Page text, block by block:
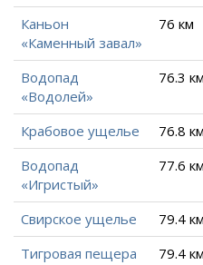
Каньон
«Каменный завал»
76 км
Водопад
«Водолей»
76.3 км
Крабовое ущелье 76.8 км
Водопад
«Игристый»
77.6 км
Свирское ущелье 79.4 км
Тигровая пещера
79.4 км